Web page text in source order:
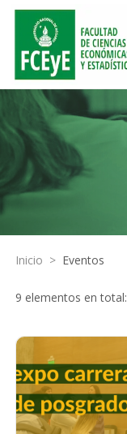
Inicio > Eventos
9 elementos en total: